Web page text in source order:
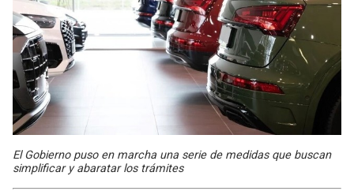
El Gobierno puso en marcha una serie de medidas que buscan
simplificar y abaratar los trámites